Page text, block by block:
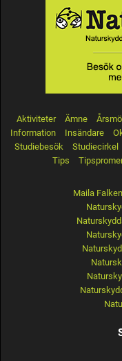
Aktiviteter Ämne
Information
Insändare
Studiebesök
Studiecirkel
Tips
Maila